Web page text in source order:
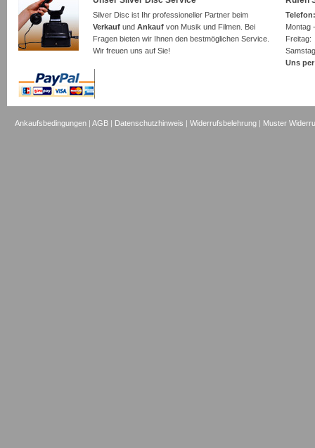
Silver Disc ist Ihr professioneller Partner beim
Verkauf und Ankauf von Musik und Filmen. Bei
Fragen bieten wir Ihnen den bestmöglichen Service.
Wir freuen uns auf Sie!
Montag
Uns
Ankaufsbedingungen |AGB | Datenschutzhinweis |Widerrufsbelehrung | Muster